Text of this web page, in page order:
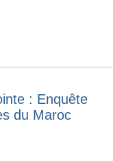
: Enquête
du Maroc